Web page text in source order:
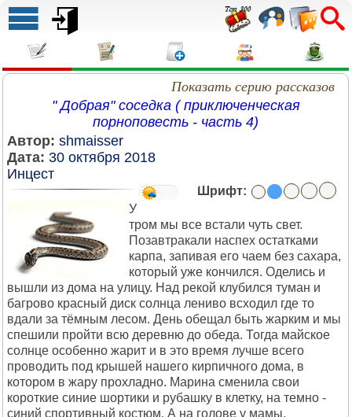
Показать серию рассказов
" Добрая" соседка ( приключенческая
порноповесть - часть 4)
Автор: shmaisser
Дата: 30 октября 2018
Инцест
Шрифт:
У
тром мы все встали чуть свет.
Позавтракали наспех остатками
карпа, запивая его чаем без сахара,
который уже кончился. Оделись и
вышли из дома на улицу. Над рекой клубился туман и
багрово красный диск солнца лениво всходил где то
вдали за тёмным лесом. День обещал быть жарким и мы
спешили пройти всю деревню до обеда. Тогда майское
солнце особенно жарит и в это время лучше всего
проводить под крышей нашего кирпичного дома, в
котором в жару прохладно. Марина сменила свои
короткие синие шортики и рубашку в клетку, на темно -
синий спортивный костюм. А на голове у мамы,